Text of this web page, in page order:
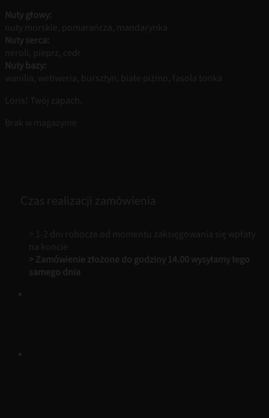
Nuty głowy:
nuty morskie, pomarańcza, mandarynka
Nuty serca:
neroli, pieprz, cedr
Nuty bazy:
wanilia, wetiweria, bursztyn, białe piżmo, fasola tonka
Loris! Twój zapach.
Brak w magazynie
Czas realizacji zamówienia
> 1-2 dni robocze od momentu zaksięgowania się wpłaty
na koncie
> Zamówienie złożone do godziny 14.00 wysyłamy tego
samego dnia